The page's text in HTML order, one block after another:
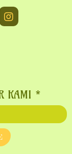
KAMI *